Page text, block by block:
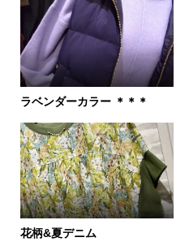
ラベンダーカラー ＊＊＊
花柄&夏デニム